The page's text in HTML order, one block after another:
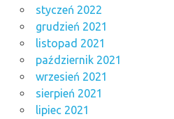
styczeń 2022
grudzień 2021
listopad 2021
październik 2021
wrzesień 2021
sierpień 2021
lipiec 2021